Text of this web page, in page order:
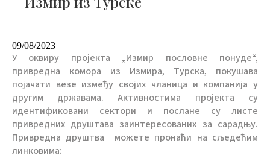
09/08/2023
У оквиру пројекта „Измир пословне понуде“,
привредна комора из Измира, Турска, покушава
појачати везе између својих чланица и компанија у
другим државама. Активностима пројекта су
идентификовани сектори и послане су листе
привредних друштава заинтересованих за сарадњу.
Привредна друштва можете пронаћи на сљедећим
линковима: